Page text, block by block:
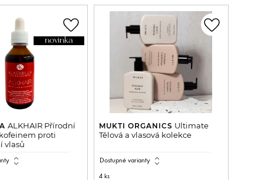
ALKHAIR Přírodní
proti
vlasů
expand_all
novinka
favorite_border
MUKTI ORGANICS Ultimate
Tělová a vlasová kolekce
Dostupné varianty expand_all
4 ks
favorite_border